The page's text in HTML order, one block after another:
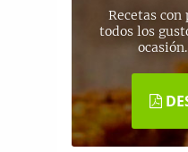
Recetas
todos los